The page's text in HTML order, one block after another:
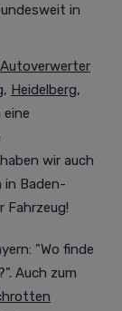
in
Autoverwerter
, Heidelberg,
eine
wir auch
in Baden-
Fahrzeug!
"Wo finde
Auch zum